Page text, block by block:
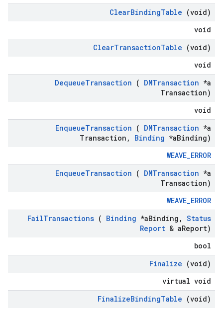
ClearBindingTable (void)
void
ClearTransactionTable (void)
void
DequeueTransaction ( DMTransaction *a
Transaction)
void
EnqueueTransaction ( DMTransaction *a
Transaction , Binding *aBinding)
WEAVE_ERROR
EnqueueTransaction ( DMTransaction *a
Transaction)
WEAVE_ERROR
FailTransactions ( Binding *aBinding , Status
Report & aReport)
bool
Finalize (void)
virtual void
FinalizeBindingTable (void)